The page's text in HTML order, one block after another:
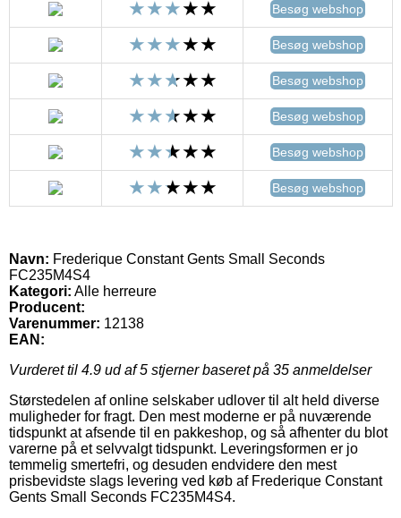
Besøg webshop
Besøg webshop
Besøg webshop
Besøg webshop
Besøg webshop
Besøg webshop
Navn: Frederique Constant Gents Small Seconds
FC235M4S4
Kategori: Alle herreure
Producent:
Varenummer: 12138
EAN:
Vurderet til 4.9 ud af 5 stjerner baseret på 35 anmeldelser
Størstedelen af online selskaber udlover til alt held diverse
muligheder for fragt. Den mest moderne er på nuværende
tidspunkt at afsende til en pakkeshop, og så afhenter du blot
varerne på et selvvalgt tidspunkt. Leveringsformen er jo
temmelig smertefri, og desuden endvidere den mest
prisbevidste slags levering ved køb af Frederique Constant
Gents Small Seconds FC235M4S4.